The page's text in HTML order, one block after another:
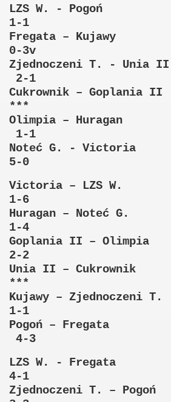
LZS W. -
1-1
Fregata –
0-3v
Zjednoczeni T. -
2-1
Cukrownik –
***
Olimpia –
1-1
Noteć G. -
5-0
Victoria – LZS
1-6
Huragan –
1-4
Goplania II –
2-2
Unia II –
***
Kujawy –
1-1
Pogoń –
4-3
LZS W. -
4-1
Zjednoczeni T. –